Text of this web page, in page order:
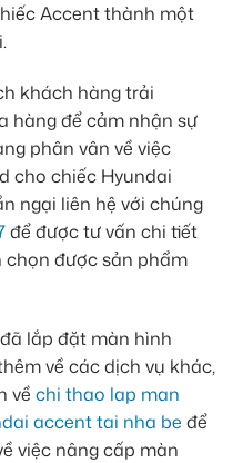
Accent thành một
khách hàng trải
hàng để cảm nhận sự
phân vân về việc
cho chiếc Hyundai
ngại liên hệ với chúng
để được tư vấn chi tiết
chọn được sản phẩm
lắp đặt màn hình
về các dịch vụ khác,
về chi thao lap man
accent tai nha be để
việc nâng cấp màn